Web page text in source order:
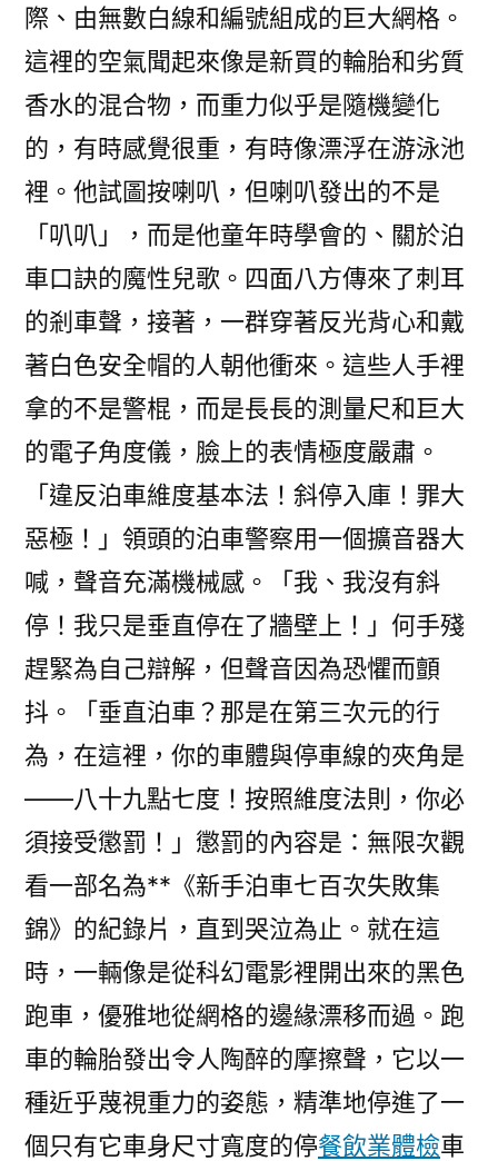
際、由無數白線和編號組成的巨大網格。
這裡的空氣聞起來像是新買的輪胎和劣質
香水的混合物，而重力似乎是隨機變化
的，有時感覺很重，有時像漂浮在游泳池
裡。他試圖按喇叭，但喇叭發出的不是
「叭叭」，而是他童年時學會的、關於泊
車口訣的魔性兒歌。四面八方傳來了刺耳
的剎車聲，接著，一群穿著反光背心和戴
著白色安全帽的人朝他衝來。這些人手裡
拿的不是警棍，而是長長的測量尺和巨大
的電子角度儀，臉上的表情極度嚴肅。
「違反泊車維度基本法！斜停入庫！罪大
惡極！」領頭的泊車警察用一個擴音器大
喊，聲音充滿機械感。「我、我沒有斜
停！我只是垂直停在了牆壁上！」何手殘
趕緊為自己辯解，但聲音因為恐懼而顫
抖。「垂直泊車？那是在第三次元的行
為，在這裡，你的車體與停車線的夾角是
——八十九點七度！按照維度法則，你必
須接受懲罰！」懲罰的內容是：無限次觀
看一部名為**《新手泊車七百次失敗集
錦》的紀錄片，直到哭泣為止。就在這
時，一輛像是從科幻電影裡開出來的黑色
跑車，優雅地從網格的邊緣漂移而過。跑
車的輪胎發出令人陶醉的摩擦聲，它以一
種近乎蔑視重力的姿態，精準地停進了一
個只有它車身尺寸寬度的停餐飲業體檢車